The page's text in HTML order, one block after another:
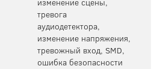
тревога
аудиодетектора,
изменение напряжения,
тревожный вход, SMD,
ошибка безопасности